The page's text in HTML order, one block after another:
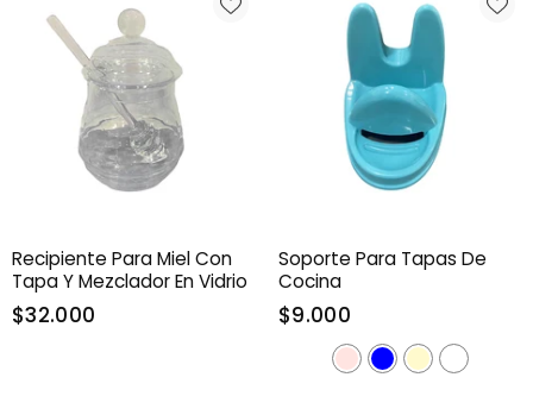
Recipiente Para Miel Con
Tapa Y Mezclador En Vidrio
$32.000
Soporte Para Tapas De
Cocina
$9.000